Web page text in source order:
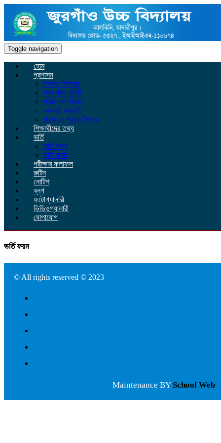
Toggle navigation
হোম
প্রশাসন
শিক্ষক-শিক্ষিকা
ম্যানেজিং কমিটি
পরিচালনা পরিষদ
কর্মকর্তা কর্মচারী
প্রাক্তন প্রধান শিক্ষক
শিক্ষার্থীদের তথ্য
ভর্তি
ভর্তি তথ্য
ভর্তি ফরম
পরীক্ষার ফলাফল
রুটিন
নোটিশ
ব্লগ
ফটোগ্যালারী
ভিডিওগ্যালারী
যোগাযোগ
ভর্তি ফরম
© All rights reserved © 2023
Maintenance BY School Web